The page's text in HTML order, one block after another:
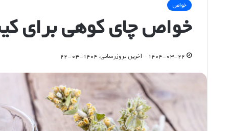
خواص
خواص چای کوهی برای
۱۴۰۴-۰۳-۲۲ آخرین بروزرسانی: ۱۴۰۴-۰۳-۲۲